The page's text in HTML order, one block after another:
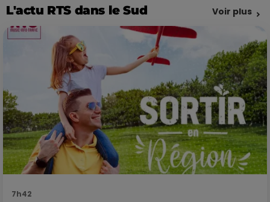
L'actu RTS dans le Sud Voir plus
7h42